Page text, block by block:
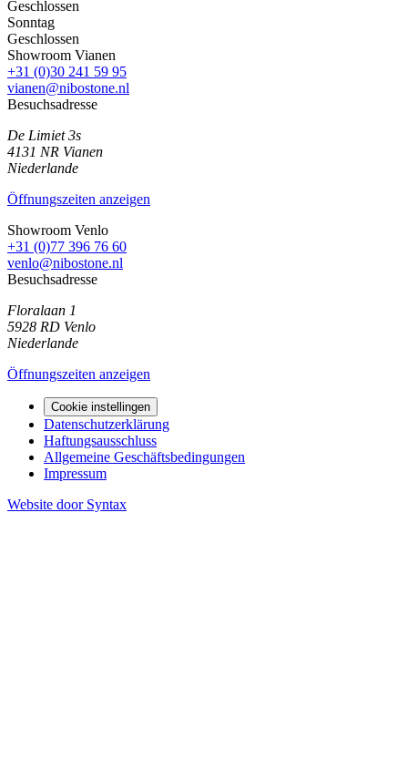
Geschlossen
Sonntag
Geschlossen
Showroom Vianen
+31 (0)30 241 59 95
vianen@nibostone.nl
Besuchsadresse
De Limiet 3s
4131 NR Vianen
Niederlande
Öffnungszeiten anzeigen
Showroom Venlo
+31 (0)77 396 76 60
venlo@nibostone.nl
Besuchsadresse
Floralaan 1
5928 RD Venlo
Niederlande
Öffnungszeiten anzeigen
Cookie instellingen
Datenschutzerklärung
Haftungsausschluss
Allgemeine Geschäftsbedingungen
Impressum
Website door Syntax